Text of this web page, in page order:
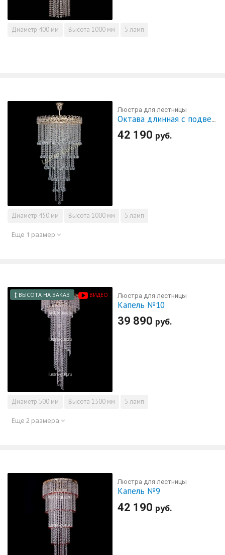
Диаметр 400 мм Высота 1000 мм 5 ламп
Люстра для лестницы
Октава длинная с подвесом
42 190 руб.
Диаметр 450 мм Высота 1000 мм 5 ламп
Еще 1 размер
ВЫСОТА НА ЗАКАЗ ВИДЕО Люстра для лестницы
Капель №10
39 890 руб.
Диаметр 500 мм Высота 1500 мм 5 ламп
Еще 2 размера
Люстра для лестницы
Капель №9
42 190 руб.